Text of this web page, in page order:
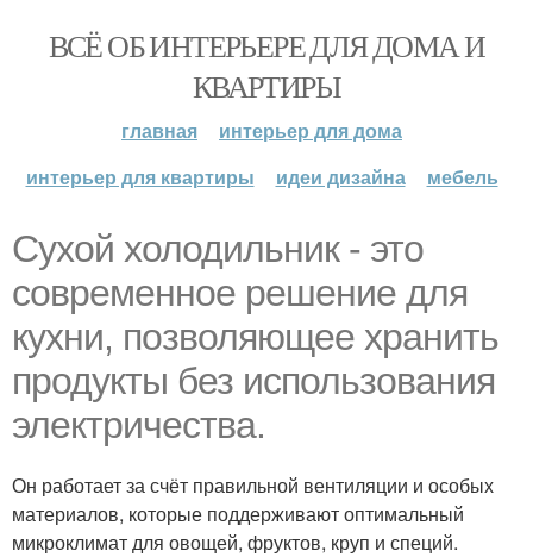
ВСЁ ОБ ИНТЕРЬЕРЕ ДЛЯ ДОМА И
КВАРТИРЫ
главная
интерьер для дома
интерьер для квартиры
идеи дизайна мебель
Сухой холодильник - это
современное решение для
кухни, позволяющее хранить
продукты без использования
электричества.
Он работает за счёт правильной вентиляции и особых
материалов, которые поддерживают оптимальный
микроклимат для овощей, фруктов, круп и специй.